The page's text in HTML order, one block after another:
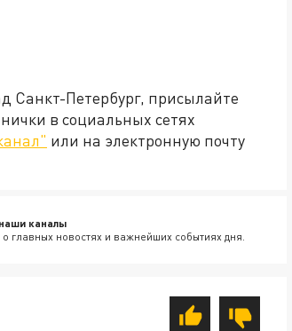
Санкт-Петербург, присылайте
в социальных сетях
или на электронную почту
каналы
главных новостях и важнейших событиях дня.